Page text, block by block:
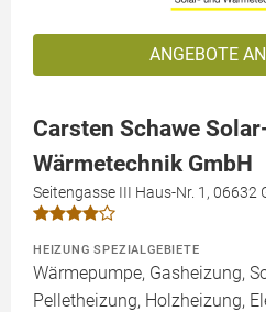
ANGEBOTE
Carsten Schawe
Wärmetechnik GmbH
Seitengasse III Haus-Nr. 1, 06632
HEIZUNG SPEZIALGEBIETE
Wärmepumpe, Gasheizung,
Pelletheizung, Holzheizung,